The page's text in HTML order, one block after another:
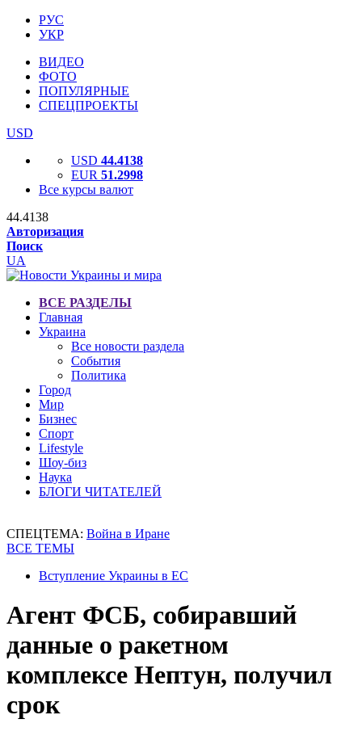
РУС
УКР
ВИДЕО
ФОТО
ПОПУЛЯРНЫЕ
СПЕЦПРОЕКТЫ
USD
USD 44.4138
EUR 51.2998
Все курсы валют
44.4138
Авторизация
Поиск
UA
ВСЕ РАЗДЕЛЫ
Главная
Украина
Все новости раздела
События
Политика
Город
Мир
Бизнес
Спорт
Lifestyle
Шоу-биз
Наука
БЛОГИ ЧИТАТЕЛЕЙ
СПЕЦТЕМА: Война в Иране
ВСЕ ТЕМЫ
Вступление Украины в ЕС
Агент ФСБ, собиравший
данные о ракетном
комплексе Нептун, получил
срок